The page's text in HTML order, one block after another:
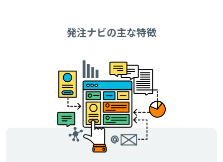
発注ナビの主な特徴